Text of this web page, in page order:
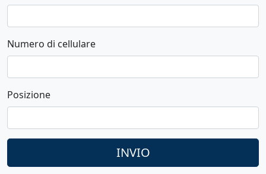
Numero di cellulare
Posizione
INVIO